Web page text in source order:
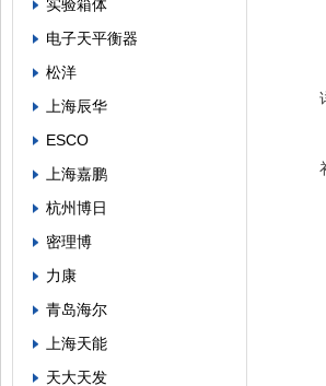
实验箱体
电子天平衡器
松洋
上海辰华
ESCO
上海嘉鹏
杭州博日
密理博
力康
青岛海尔
上海天能
天大天发